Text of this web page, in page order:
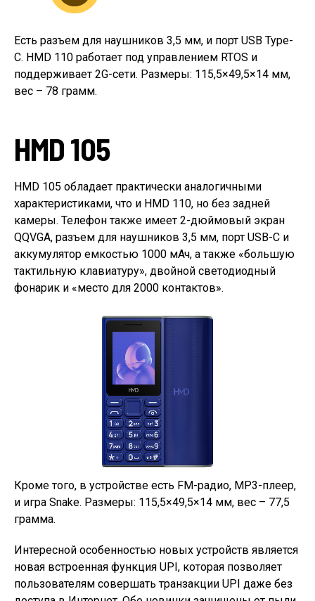
Есть разъем для наушников 3,5 мм, и порт USB Type-
C. HMD 110 работает под управлением RTOS и
поддерживает 2G-сети. Размеры: 115,5×49,5×14 мм,
вес – 78 грамм.
HMD 105
HMD 105 обладает практически аналогичными
характеристиками, что и HMD 110, но без задней
камеры. Телефон также имеет 2-дюймовый экран
QQVGA, разъем для наушников 3,5 мм, порт USB-C и
аккумулятор емкостью 1000 мАч, а также «большую
тактильную клавиатуру», двойной светодиодный
фонарик и «место для 2000 контактов».
Кроме того, в устройстве есть FM-радио, MP3-плеер,
и игра Snake. Размеры: 115,5×49,5×14 мм, вес – 77,5
грамма.
Интересной особенностью новых устройств является
новая встроенная функция UPI, которая позволяет
пользователям совершать транзакции UPI даже без